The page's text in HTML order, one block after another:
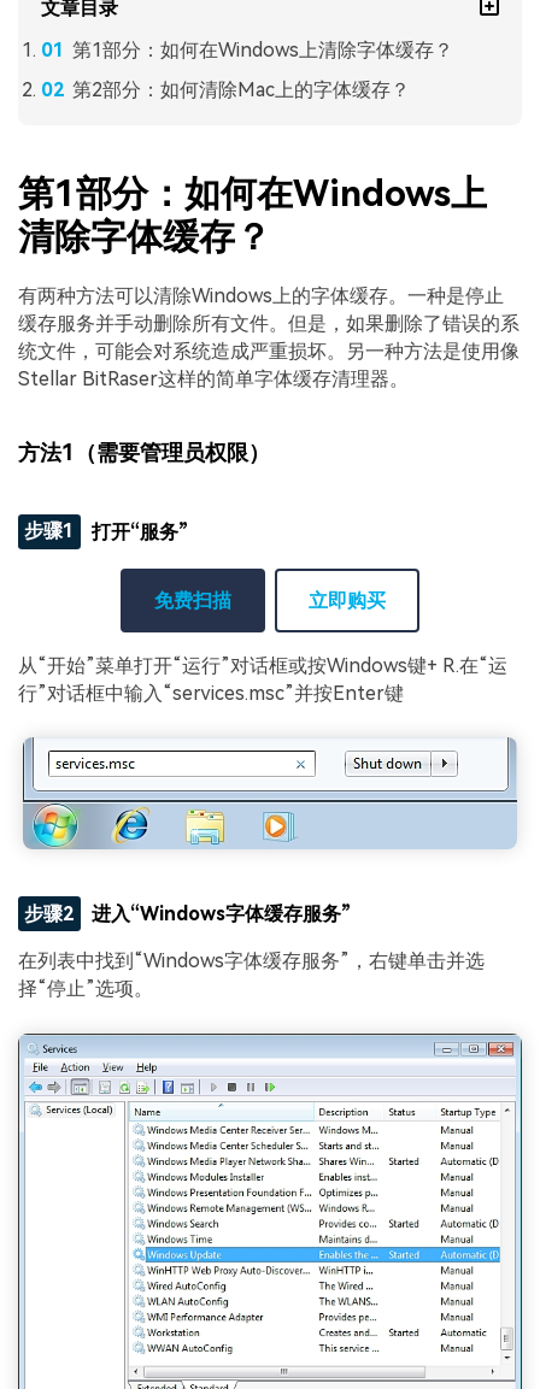
文章目录
第1部分：如何在Windows上清除字体缓存？
第2部分：如何清除Mac上的字体缓存？
第1部分：如何在Windows上
清除字体缓存？
有两种方法可以清除Windows上的字体缓存。一种是停止
缓存服务并手动删除所有文件。但是，如果删除了错误的系
统文件，可能会对系统造成严重损坏。另一种方法是使用像
Stellar BitRaser这样的简单字体缓存清理器。
方法1（需要管理员权限）
步骤1 打开“服务”
免费扫描 立即购买
从“开始”菜单打开“运行”对话框或按Windows键+ R.在“运
行”对话框中输入“services.msc”并按Enter键
步骤2 进入“Windows字体缓存服务”
在列表中找到“Windows字体缓存服务”，右键单击并选
择“停止”选项。